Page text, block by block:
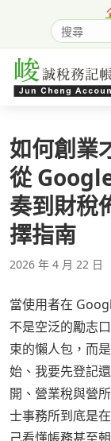
搜尋網站
如何創業
從
奏到財稅
擇指南
2026 年 4 月 22 日
當使用者在
不是空泛的勵志
束的懶人包，而
始、我要先登記
開、營業稅與營
士事務所到底是